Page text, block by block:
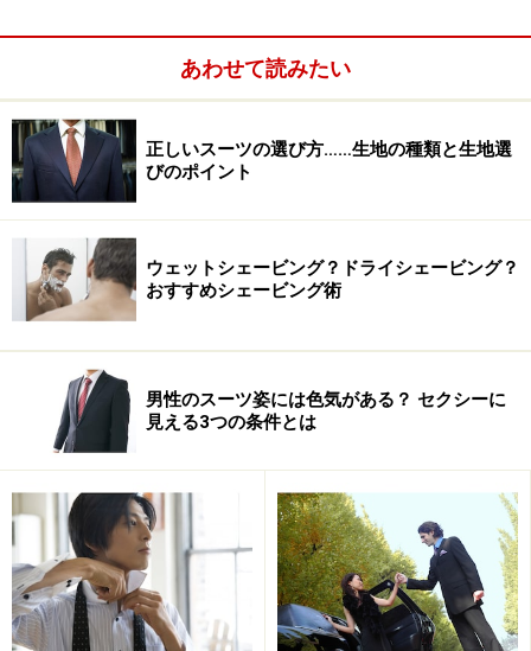
プレーンノットの結び方手順3
手順3
大剣を小剣に巻きつけるようにして……。
あわせて読みたい
正しいスーツの選び方……生地の種類と生地選
びのポイント
ウェットシェービング？ドライシェービング？
おすすめシェービング術
男性のスーツ姿には色気がある？ セクシーに
見える3つの条件とは